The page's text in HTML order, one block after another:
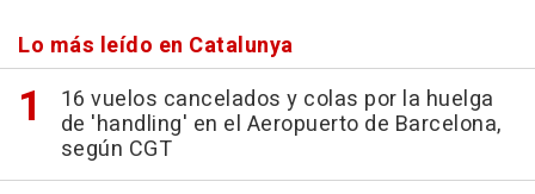
Lo más leído en Catalunya
16 vuelos cancelados y colas por la huelga
de 'handling' en el Aeropuerto de Barcelona,
según CGT